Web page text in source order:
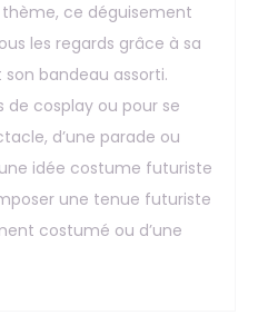
ce déguisement
les regards grâce à sa
bandeau assorti.
cosplay ou pour se
d’une parade ou
idée costume futuriste
une tenue futuriste
costumé ou d’une